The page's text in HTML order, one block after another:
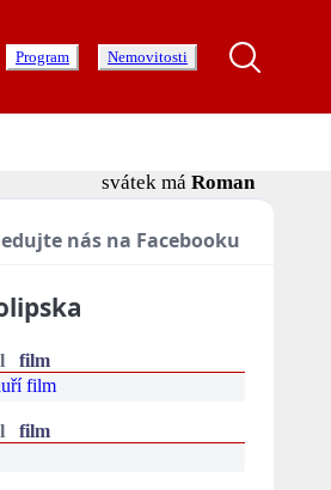
Program Nemovitosti
svátek má Roman
nás na Facebooku
film
film
film